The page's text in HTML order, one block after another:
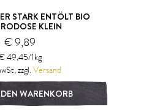
STARK ENTÖLT BIO
KLEIN
€ 9,89
49,45/1kg
zzgl. Versand
WARENKORB